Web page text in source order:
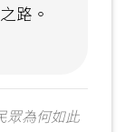
路。
眾為何如此